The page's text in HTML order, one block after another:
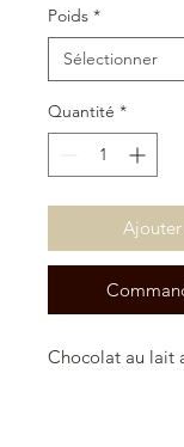
Poids *
Quantité *
Chocolat au lait